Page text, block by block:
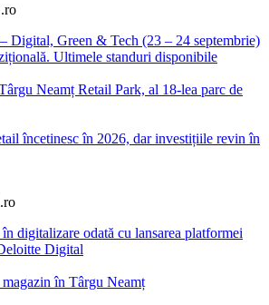
Digital, Green & Tech (23 – 24 septembrie)
Ultimele standuri disponibile
Neamț Retail Park, al 18-lea parc de
încetinesc în 2026, dar investițiile revin în
digitalizare odată cu lansarea platformei
Digital
în Târgu Neamț